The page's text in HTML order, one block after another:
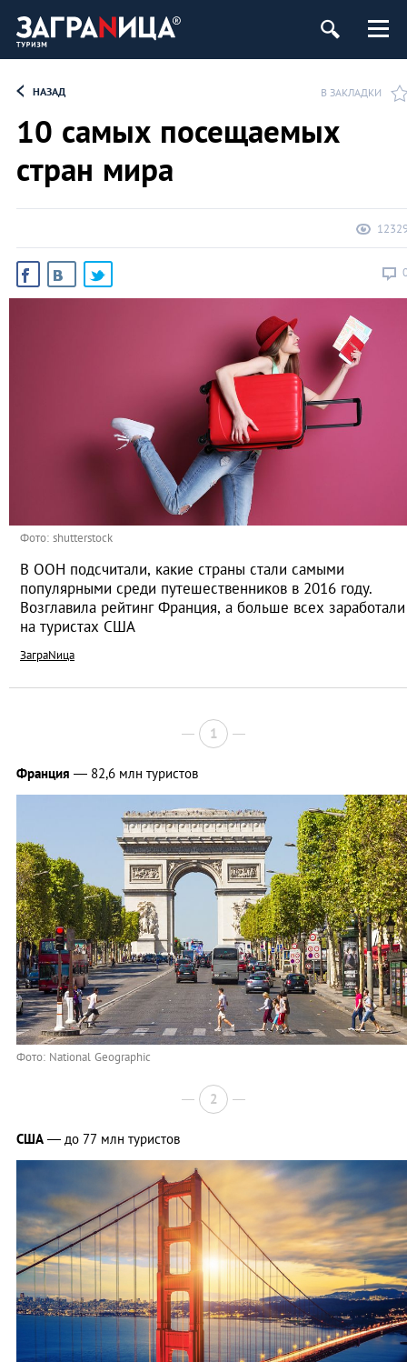
НАЗАД В ЗАКЛАДКИ
10 самых посещаемых
стран мира
Фото: shutterstock
В ООН подсчитали, какие страны стали самыми
популярными среди путешественников в 2016 году.
Возглавила рейтинг Франция, а больше всех заработали
на туристах США
ЗаграNица
1
Франция — 82,6 млн туристов
Фото: National Geographic
2
США — до 77 млн туристов